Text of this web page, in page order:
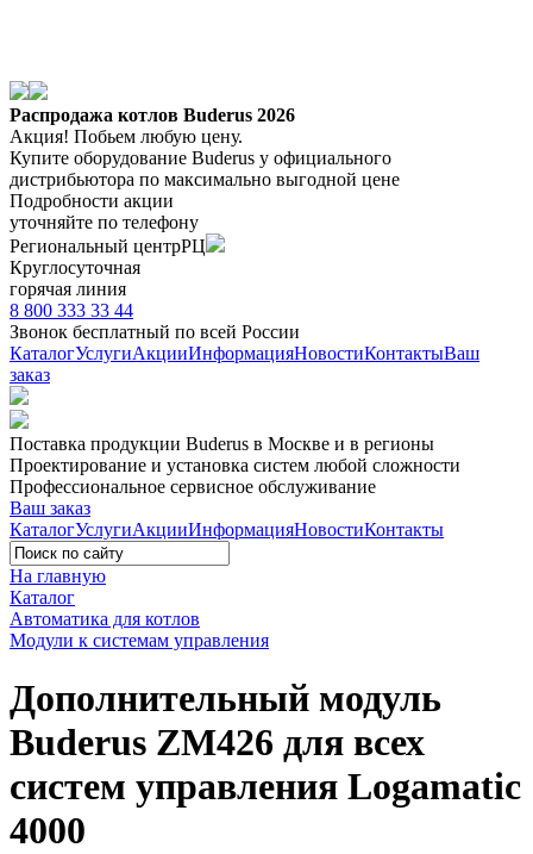
Распродажа котлов Buderus 2026
Акция! Побьем любую цену.
Купите оборудование Buderus у официального
дистрибьютора по максимально выгодной цене
Подробности акции
уточняйте по телефону
Региональный центрРЦ
Круглосуточная
горячая линия
8 800 333 33 44
Звонок бесплатный по всей России
КаталогУслугиАкцииИнформацияНовостиКонтактыВаш
заказ
Поставка продукции Buderus в Москве и в регионы
Проектирование и установка систем любой сложности
Профессиональное сервисное обслуживание
Ваш заказ
КаталогУслугиАкцииИнформацияНовостиКонтакты
На главную
Каталог
Автоматика для котлов
Модули к системам управления
Дополнительный модуль
Buderus ZM426 для всех
систем управления Logamatic
4000